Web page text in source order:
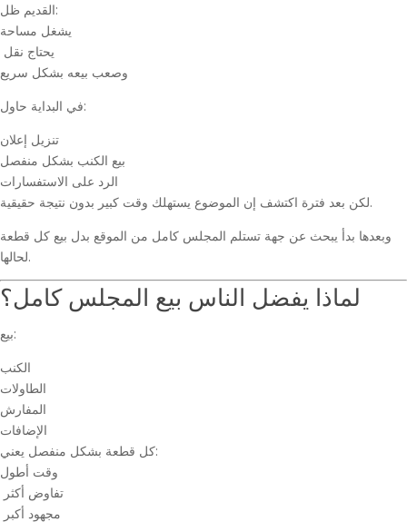
القديم ظل:
يشغل مساحة
يحتاج نقل
وصعب بيعه بشكل سريع
في البداية حاول:
تنزيل إعلان
بيع الكنب بشكل منفصل
الرد على الاستفسارات
لكن بعد فترة اكتشف إن الموضوع يستهلك وقت كبير بدون نتيجة حقيقية.
وبعدها بدأ يبحث عن جهة تستلم المجلس كامل من الموقع بدل بيع كل قطعة
لحالها.
لماذا يفضل الناس بيع المجلس كامل؟
بيع:
الكنب
الطاولات
المفارش
الإضافات
كل قطعة بشكل منفصل يعني:
وقت أطول
تفاوض أكثر
مجهود أكبر